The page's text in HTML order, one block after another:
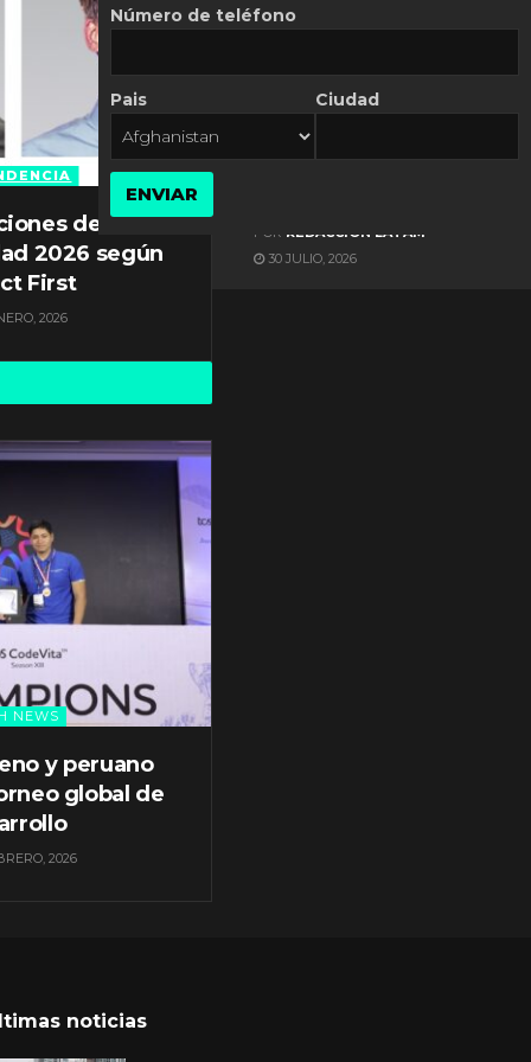
de
2026 según
First
2026
NEWS
y peruano
global de
2026
ES NOTICIA
POR REDACCIÓN LATAM
30 JULIO, 2026
noticias
Número de teléfono
Pais Ciudad
ENVIAR